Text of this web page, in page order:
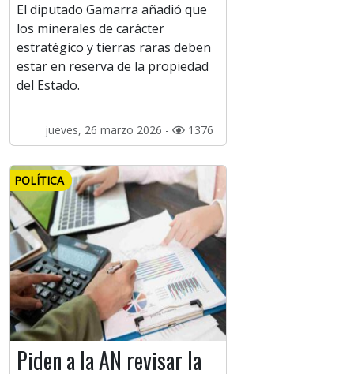
El diputado Gamarra añadió que
los minerales de carácter
estratégico y tierras raras deben
estar en reserva de la propiedad
del Estado.
jueves, 26 marzo 2026 - 1376
POLÍTICA
Piden a la AN revisar la